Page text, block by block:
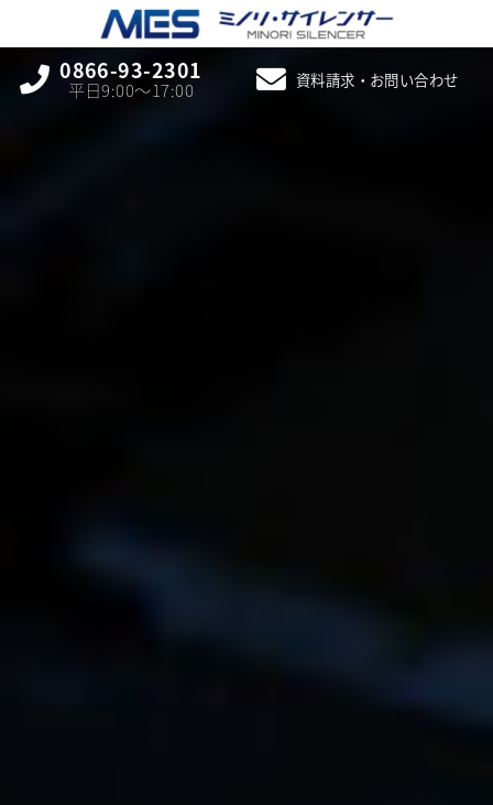
0866-93-2301
平日9:00〜17:00 資料請求・お問い合わせ